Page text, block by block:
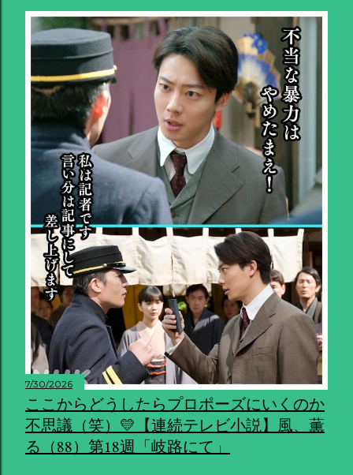
7/30/2026
ここからどうしたらプロポーズにいくのか
不思議（笑）💛【連続テレビ小説】風、薫
る（88）第18週「岐路にて」